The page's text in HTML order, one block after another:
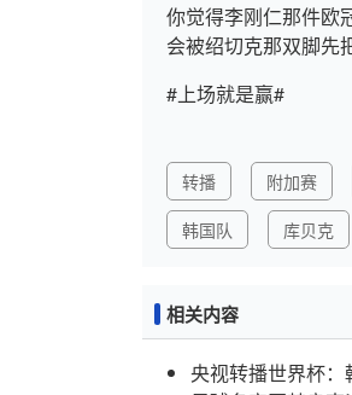
你觉得李刚仁那件欧
会被绍切克那双脚先
#上场就是赢#
转播 附加赛
韩国队
库贝克
相关内容
央视转播世界杯：